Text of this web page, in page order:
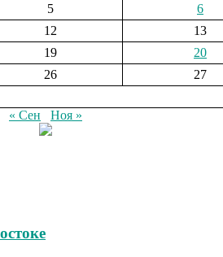
5 6
12 13
19 20
26 27
« Сен
Ноя »